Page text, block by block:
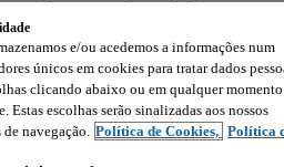
de Privacidade
Powered by:
e/ou acedemos a informações num
únicos em cookies para tratar dados
clicando abaixo ou em qualquer
escolhas serão sinalizadas aos nossos
de navegação. Política de Cookies, Política